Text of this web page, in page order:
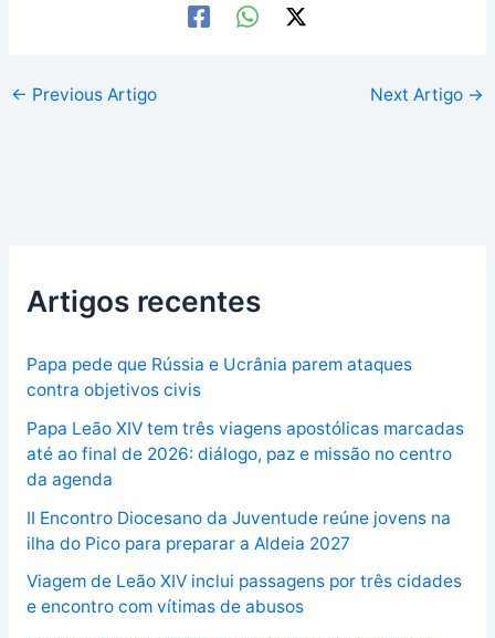
← Previous Artigo Next Artigo →
Artigos recentes
Papa pede que Rússia e Ucrânia parem ataques
contra objetivos civis
Papa Leão XIV tem três viagens apostólicas marcadas
até ao final de 2026: diálogo, paz e missão no centro
da agenda
II Encontro Diocesano da Juventude reúne jovens na
ilha do Pico para preparar a Aldeia 2027
Viagem de Leão XIV inclui passagens por três cidades
e encontro com vítimas de abusos